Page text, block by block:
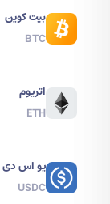
بیت کوین
BTC
اتریوم
ETH
یو اس دی
USDC